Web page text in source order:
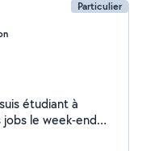
Particulier
étudiant à
le week-end